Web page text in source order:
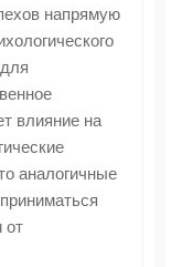
напрямую
влияние на
аналогичные
от